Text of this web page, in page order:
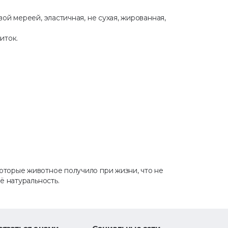
мереей, эластичная, не сухая, жированная,
животное получило при жизни, что не
натуральность.